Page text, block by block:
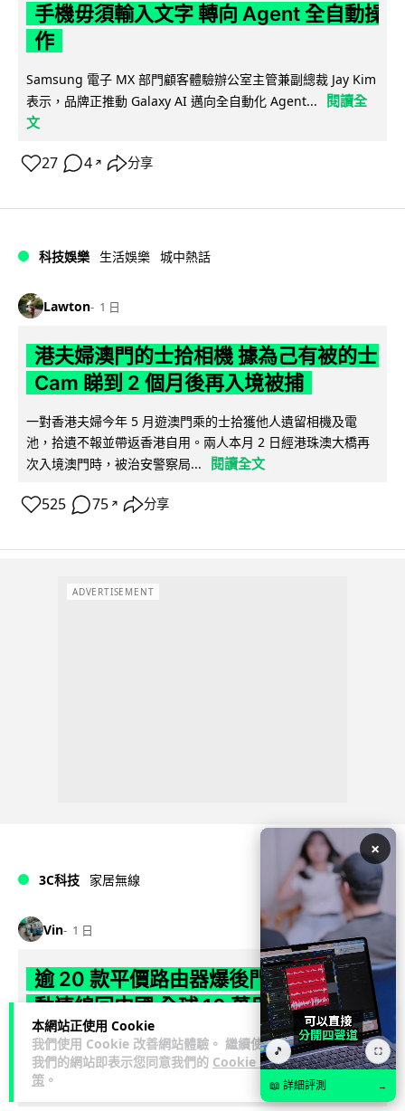
本網站正使用 Cookie
我們使用 Cookie 改善網站體驗。 繼續使用
我們的網站即表示您同意我們的 Cookie 政
策 。
手機毋須輸入文字 轉向 Agent 全自動操
作
Samsung 電子 MX 部門顧客體驗辦公室主管兼副總裁 Jay Kim
表示，品牌正推動 Galaxy AI 邁向全自動化 Agent...
閱讀全
文
27 4 ↗ 分享
科技娛樂 生活娛樂 城中熱話
Lawton 1 日
港夫婦澳門的士拾相機 據為己有被的士
Cam 睇到 2 個月後再入境被捕
一對香港夫婦今年 5 月遊澳門乘的士拾獲他人遺留相機及電
池，拾遺不報並帶返香港自用。兩人本月 2 日經港珠澳大橋再
次入境澳門時，被治安警察局...
閱讀全文
525 75 ↗ 分享
ADVERTISEMENT
3C科技 家居無線
Vin 1 日
逾 20 款平價路由器爆後門 每 35 秒自
動連線回中國 全球 10 萬用家私隱堪憂
網絡安全公司 VulnCheck 揭發中國智博通電子（Zbtlink）生產
的 20 多款路由器內置後門程式「Endlessdoors」（無盡... 閱
讀全文
×
🎵 ⛶
📖 詳細評測 →